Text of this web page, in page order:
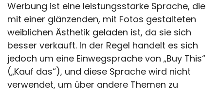
Werbung ist eine leistungsstarke Sprache, die
mit einer glänzenden, mit Fotos gestalteten
weiblichen Ästhetik geladen ist, da sie sich
besser verkauft. In der Regel handelt es sich
jedoch um eine Einwegsprache von „Buy This“
(„Kauf das“), und diese Sprache wird nicht
verwendet, um über andere Themen zu